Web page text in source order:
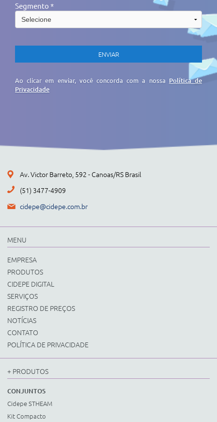
Segmento *
Ao clicar em enviar, você concorda com a nossa Política de
Privacidade
Av. Victor Barreto, 592 - Canoas/RS Brasil
(51) 3477-4909
cidepe@cidepe.com.br
MENU
EMPRESA
PRODUTOS
CIDEPE DIGITAL
SERVIÇOS
REGISTRO DE PREÇOS
NOTÍCIAS
CONTATO
POLÍTICA DE PRIVACIDADE
+ PRODUTOS
CONJUNTOS
Cidepe STHEAM
Kit Compacto